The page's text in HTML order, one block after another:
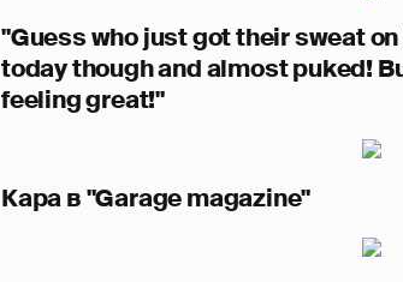
"Guess who just got their sweat
today though and almost puked!
feeling great!"
Кара в "Garage magazine"